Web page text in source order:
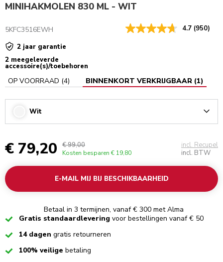
MINIHAKMOLEN 830 ML - WIT
5KFC3516EWH 4.7 (950)
2 jaar garantie
2 meegeleverde
accessoire(s)/toebehoren
OP VOORRAAD (4) BINNENKORT VERKRIJGBAAR (1)
Wit
€ 79,20 € 99,00
Kosten besparen € 19,80
incl. Recupel
incl. BTW
E-MAIL MIJ BIJ BESCHIKBAARHEID
Betaal in 3 termijnen, vanaf € 300 met Alma
CheckedGratis standaardlevering voor bestellingen vanaf € 50
Checked14 dagen gratis retourneren
Checked100% veilige betaling